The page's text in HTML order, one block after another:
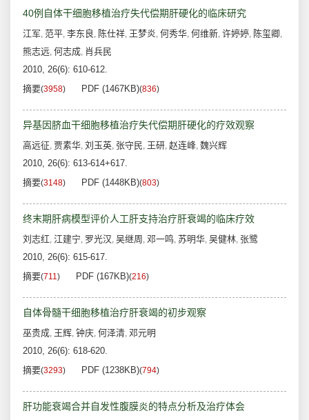
40例自体干细胞移植治疗失代偿期肝硬化的临床研究
江军, 范平, 李东良, 陈仕祥, 王梦炎, 何秀华, 何维新, 许婷婷, 陈玺卿,
熊志远, 何志成, 肖兵民
2010, 26(6): 610-612.
摘要(3958) PDF (1467KB)(836)
异基因脐血干细胞移植治疗失代偿期肝硬化的疗效观察
高远征, 贾素华, 刘玉英, 张守民, 王研, 赵连峰, 魏兴辉
2010, 26(6): 613-614+617.
摘要(3148) PDF (1448KB)(803)
终末期肝病模型评价人工肝支持治疗肝衰竭的临床疗效
刘志红, 江建宁, 罗光汉, 吴继周 , 邓一鸣, 苏明华, 吴健林, 张鹭
2010, 26(6): 615-617.
摘要(711) PDF (167KB)(216)
自体骨髓干细胞移植治疗肝衰竭的初步观察
巫贵成, 王辉, 钟庆, 何泽清, 邓元明
2010, 26(6): 618-620.
摘要(3293) PDF (1238KB)(794)
肝功能衰竭合并自发性腹膜炎的特点分析及治疗体会